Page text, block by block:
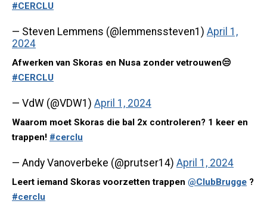
#CERCLU
— Steven Lemmens (@lemmenssteven1) April 1,
2024
Afwerken van Skoras en Nusa zonder vetrouwen😒
#CERCLU
— VdW (@VDW1) April 1, 2024
Waarom moet Skoras die bal 2x controleren? 1 keer en
trappen! #cerclu
— Andy Vanoverbeke (@prutser14) April 1, 2024
Leert iemand Skoras voorzetten trappen @ClubBrugge ?
#cerclu